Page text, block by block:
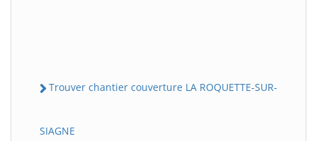
Trouver chantier couverture LA ROQUETTE-SUR-
SIAGNE